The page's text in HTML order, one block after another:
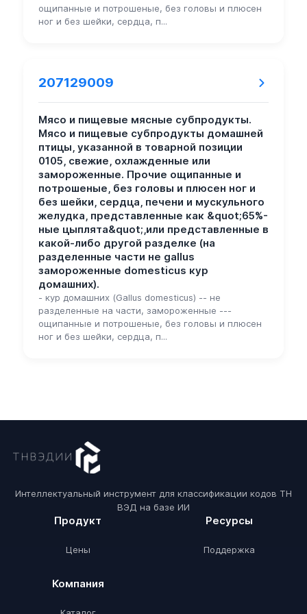
ощипанные и потрошеные, без головы и плюсен
ног и без шейки, сердца, п...
207129009
Мясо и пищевые мясные субпродукты.
Мясо и пищевые субпродукты домашней
птицы, указанной в товарной позиции
0105, свежие, охлажденные или
замороженные. Прочие ощипанные и
потрошеные, без головы и плюсен ног и
без шейки, сердца, печени и мускульного
желудка, представленные как &quot;65%-
ные цыплята&quot;,или представленные в
какой-либо другой разделке (на
разделенные части не gallus
замороженные domesticus кур
домашних).
- кур домашних (Gallus domesticus) -- не
разделенные на части, замороженные ---
ощипанные и потрошеные, без головы и плюсен
ног и без шейки, сердца, п...
Интеллектуальный инструмент для классификации кодов ТН
ВЭД на базе ИИ
Продукт
Цены
Ресурсы
Поддержка
Компания